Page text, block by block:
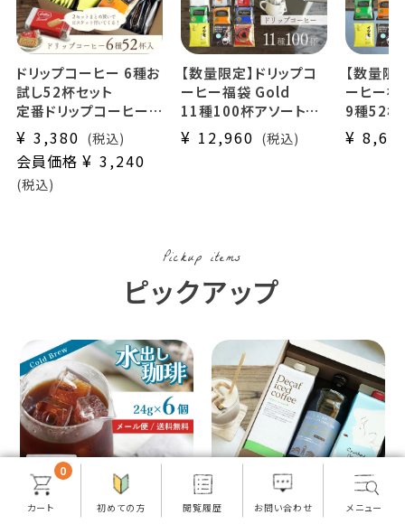
ドリップコーヒー 6種お
試し52杯セット
定番ドリップコーヒー5
種50杯＋
毎月変わるスペシャル
ドリップコーヒー2杯
(dc)
¥ 3,380 税込
会員価格 ¥ 3,240
税込
【数量限定】ドリップコ
ーヒー福袋 Gold
11種100杯アソートセ
ット
¥ 12,960 税込
【数量限
ーヒー
9種52杯
¥
Pickup items
ピックアップ
0